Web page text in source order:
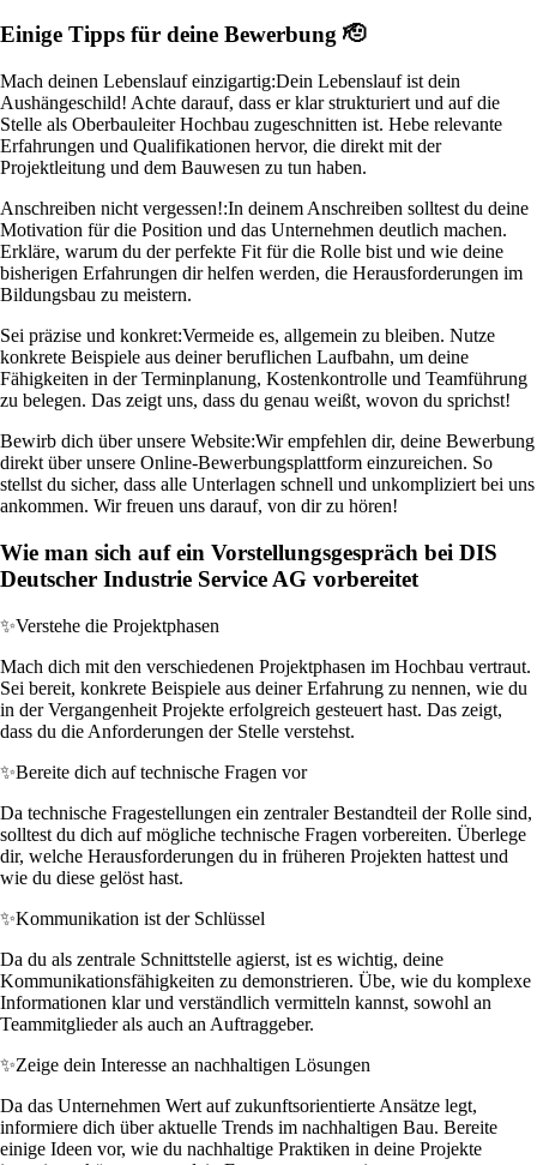
Einige Tipps für deine Bewerbung 🫡
Mach deinen Lebenslauf einzigartig:Dein Lebenslauf ist dein
Aushängeschild! Achte darauf, dass er klar strukturiert und auf die
Stelle als Oberbauleiter Hochbau zugeschnitten ist. Hebe relevante
Erfahrungen und Qualifikationen hervor, die direkt mit der
Projektleitung und dem Bauwesen zu tun haben.
Anschreiben nicht vergessen!:In deinem Anschreiben solltest du deine
Motivation für die Position und das Unternehmen deutlich machen.
Erkläre, warum du der perfekte Fit für die Rolle bist und wie deine
bisherigen Erfahrungen dir helfen werden, die Herausforderungen im
Bildungsbau zu meistern.
Sei präzise und konkret:Vermeide es, allgemein zu bleiben. Nutze
konkrete Beispiele aus deiner beruflichen Laufbahn, um deine
Fähigkeiten in der Terminplanung, Kostenkontrolle und Teamführung
zu belegen. Das zeigt uns, dass du genau weißt, wovon du sprichst!
Bewirb dich über unsere Website:Wir empfehlen dir, deine Bewerbung
direkt über unsere Online-Bewerbungsplattform einzureichen. So
stellst du sicher, dass alle Unterlagen schnell und unkompliziert bei uns
ankommen. Wir freuen uns darauf, von dir zu hören!
Wie man sich auf ein Vorstellungsgespräch bei DIS
Deutscher Industrie Service AG vorbereitet
✨Verstehe die Projektphasen
Mach dich mit den verschiedenen Projektphasen im Hochbau vertraut.
Sei bereit, konkrete Beispiele aus deiner Erfahrung zu nennen, wie du
in der Vergangenheit Projekte erfolgreich gesteuert hast. Das zeigt,
dass du die Anforderungen der Stelle verstehst.
✨Bereite dich auf technische Fragen vor
Da technische Fragestellungen ein zentraler Bestandteil der Rolle sind,
solltest du dich auf mögliche technische Fragen vorbereiten. Überlege
dir, welche Herausforderungen du in früheren Projekten hattest und
wie du diese gelöst hast.
✨Kommunikation ist der Schlüssel
Da du als zentrale Schnittstelle agierst, ist es wichtig, deine
Kommunikationsfähigkeiten zu demonstrieren. Übe, wie du komplexe
Informationen klar und verständlich vermitteln kannst, sowohl an
Teammitglieder als auch an Auftraggeber.
✨Zeige dein Interesse an nachhaltigen Lösungen
Da das Unternehmen Wert auf zukunftsorientierte Ansätze legt,
informiere dich über aktuelle Trends im nachhaltigen Bau. Bereite
einige Ideen vor, wie du nachhaltige Praktiken in deine Projekte